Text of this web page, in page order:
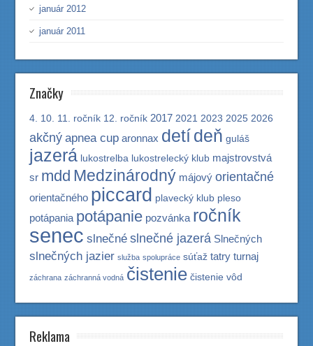
január 2012
január 2011
Značky
4. 10. 11. ročník 12. ročník 2017 2021 2023 2025 2026
akčný apnea cup aronnax detídeň guláš
jazerá lukostrelba lukostrelecký klub majstrovstvá
sr mdd Medzinárodný májový orientačné
orientačného piccard plavecký klub pleso
potápania potápanie pozvánka ročník
senec slnečné slnečné jazerá Slnečných
slnečných jazier služba spolupráce súťaž tatry turnaj
záchrana záchranná vodná čistenie čistenie vôd
Reklama